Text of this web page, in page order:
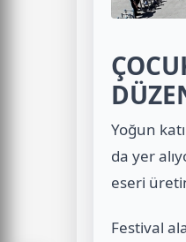
Yoğun
da yer
eseri
Festival